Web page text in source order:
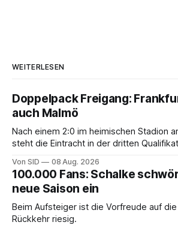
WEITERLESEN
Doppelpack Freigang:
auch Malmö
Nach einem 2:0 im heimischen Stadion
steht die Eintracht in der dritten
Von SID 08 Aug. 2026
100.000 Fans: Schalke
neue Saison ein
Beim Aufsteiger ist die Vorfreude auf
Rückkehr riesig.